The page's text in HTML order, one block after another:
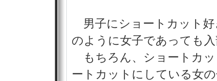
男子にショートカット
のように女子であっても
もちろん、ショートカ
ートカットにしている女